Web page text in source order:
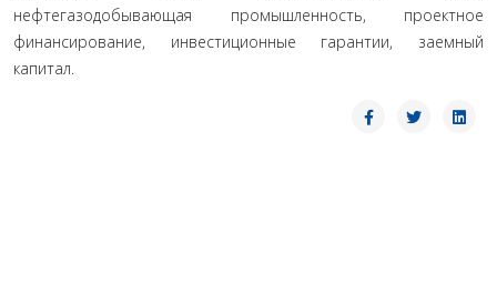
нефтегазодобывающая промышленность, проектное
финансирование, инвестиционные гарантии, заемный
капитал.